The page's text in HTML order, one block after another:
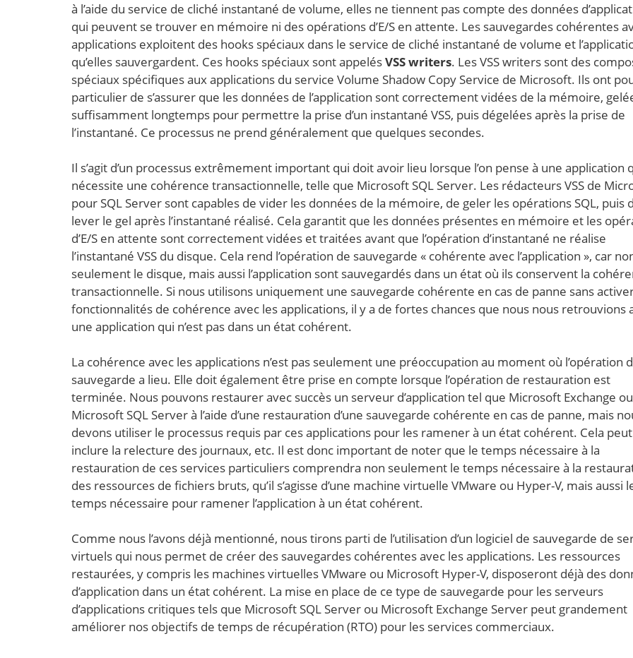
à l’aide du service de cliché instantané de volume, elles ne tiennent pas compte des données
qui peuvent se trouver en mémoire ni des opérations d’E/S en attente. Les sauvegardes cohérentes
applications exploitent des hooks spéciaux dans le service de cliché instantané de volume et
qu’elles sauvergardent. Ces hooks spéciaux sont appelésVSS writers. Les VSS writers sont des
spéciaux spécifiques aux applications du service Volume Shadow Copy Service de Microsoft. Ils ont
particulier de s’assurer que les données de l’application sont correctement vidées de la mémoire,
suffisamment longtemps pour permettre la prise d’un instantané VSS, puis dégelées après la prise de
l’instantané. Ce processus ne prend généralement que quelques secondes.
Il s’agit d’un processus extrêmement important qui doit avoir lieu lorsque l’on pense à une application
nécessite une cohérence transactionnelle, telle que Microsoft SQL Server. Les rédacteurs VSS de
pour SQL Server sont capables de vider les données de la mémoire, de geler les opérations SQL, puis
lever le gel après l’instantané réalisé. Cela garantit que les données présentes en mémoire et les
d’E/S en attente sont correctement vidées et traitées avant que l’opération d’instantané ne réalise
l’instantané VSS du disque. Cela rend l’opération de sauvegarde « cohérente avec l’application », car
seulement le disque, mais aussi l’application sont sauvegardés dans un état où ils conservent la
transactionnelle. Si nous utilisons uniquement une sauvegarde cohérente en cas de panne sans
fonctionnalités de cohérence avec les applications, il y a de fortes chances que nous nous retrouvions
une application qui n’est pas dans un état cohérent.
La cohérence avec les applications n’est pas seulement une préoccupation au moment où l’opération
sauvegarde a lieu. Elle doit également être prise en compte lorsque l’opération de restauration est
terminée. Nous pouvons restaurer avec succès un serveur d’application tel que Microsoft Exchange ou
Microsoft SQL Server à l’aide d’une restauration d’une sauvegarde cohérente en cas de panne, mais
devons utiliser le processus requis par ces applications pour les ramener à un état cohérent. Cela peut
inclure la relecture des journaux, etc. Il est donc important de noter que le temps nécessaire à la
restauration de ces services particuliers comprendra non seulement le temps nécessaire à la
des ressources de fichiers bruts, qu’il s’agisse d’une machine virtuelle VMware ou Hyper-V, mais aussi
temps nécessaire pour ramener l’application à un état cohérent.
Comme nous l’avons déjà mentionné, nous tirons parti de l’utilisation d’un logiciel de sauvegarde de
virtuels qui nous permet de créer des sauvegardes cohérentes avec les applications. Les ressources
restaurées, y compris les machines virtuelles VMware ou Microsoft Hyper-V, disposeront déjà des
d’application dans un état cohérent. La mise en place de ce type de sauvegarde pour les serveurs
d’applications critiques tels que Microsoft SQL Server ou Microsoft Exchange Server peut grandement
améliorer nos objectifs de temps de récupération (RTO) pour les services commerciaux.